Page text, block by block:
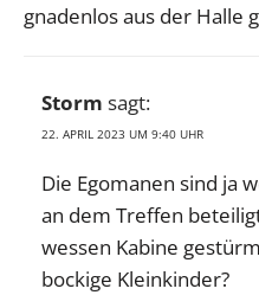
gnadenlos aus der Halle
Storm sagt:
22. APRIL 2023 UM 9:40 UHR
Die Egomanen sind ja
an dem Treffen
wessen Kabine
bockige Kleinkinder?